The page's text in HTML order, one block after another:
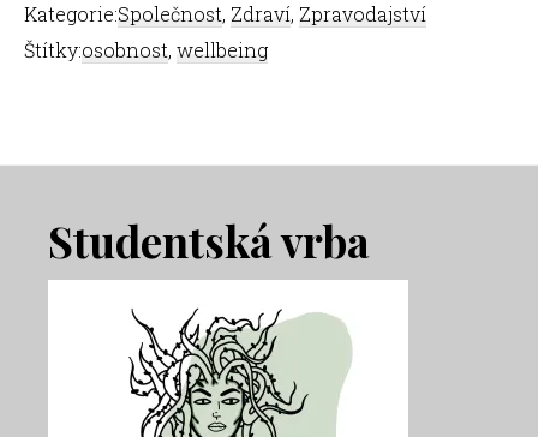
Kategorie:Společnost, Zdraví, Zpravodajství
Štítky:osobnost, wellbeing
Footer
Studentská vrba